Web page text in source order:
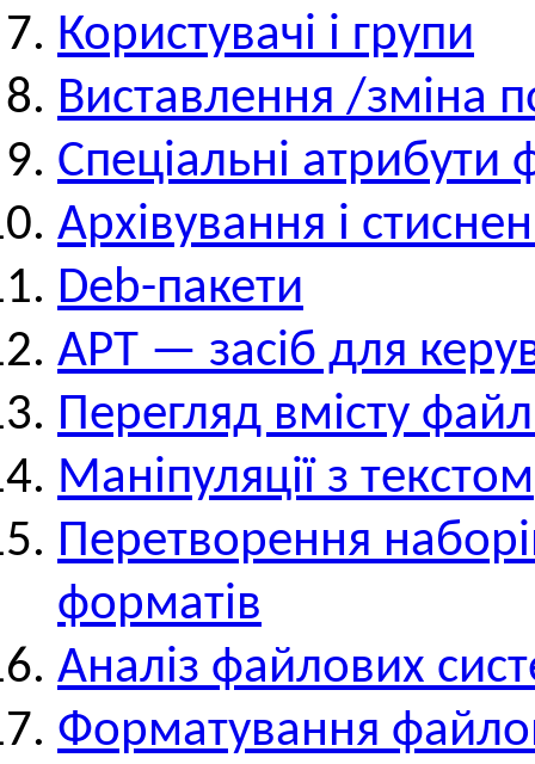
Користувачі і групи
Виставлення /зміна
Спеціальні атрибути
Архівування і
Deb-пакети
APT — засіб для
Перегляд вмісту
Маніпуляції з текстом
Перетворення
форматів
Аналіз файлових
Форматування